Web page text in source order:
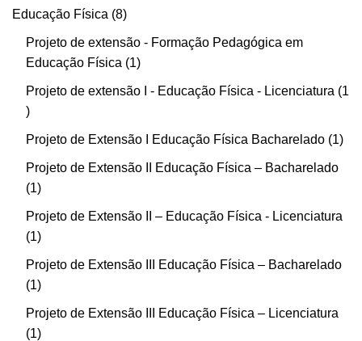
Educação Física 8
Projeto de extensão - Formação Pedagógica em
Educação Física
1
Projeto de extensão I - Educação Física - Licenciatura 1
Projeto de Extensão I Educação Física Bacharelado 1
Projeto de Extensão II Educação Física – Bacharelado
1
Projeto de Extensão II – Educação Física - Licenciatura
1
Projeto de Extensão III Educação Física – Bacharelado
1
Projeto de Extensão III Educação Física – Licenciatura
1